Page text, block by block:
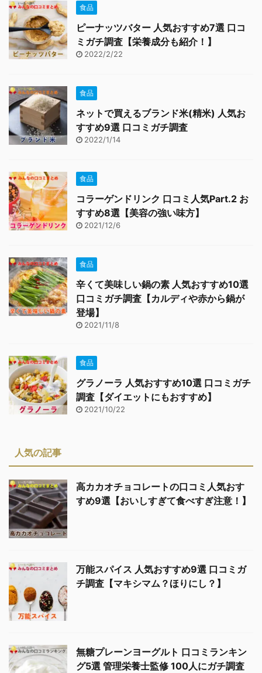
食品
ピーナッツバター 人気おすすめ7選 口コ
ミガチ調査【栄養成分も紹介！】
2022/2/22
食品
ネットで買えるブランド米(精米) 人気お
すすめ9選 口コミガチ調査
2022/1/14
食品
コラーゲンドリンク 口コミ人気Part.2 お
すすめ8選【美容の強い味方】
2021/12/6
食品
辛くて美味しい鍋の素 人気おすすめ10選
口コミガチ調査【カルディや赤から鍋が
登場】
2021/11/8
食品
グラノーラ 人気おすすめ10選 口コミガチ
調査【ダイエットにもおすすめ】
2021/10/22
人気の記事
高カカオチョコレートの口コミ人気おす
すめ9選【おいしすぎて食べすぎ注意！】
万能スパイス 人気おすすめ9選 口コミガ
チ調査【マキシマム？ほりにし？】
無糖プレーンヨーグルト 口コミランキン
グ5選 管理栄養士監修 100人にガチ調査